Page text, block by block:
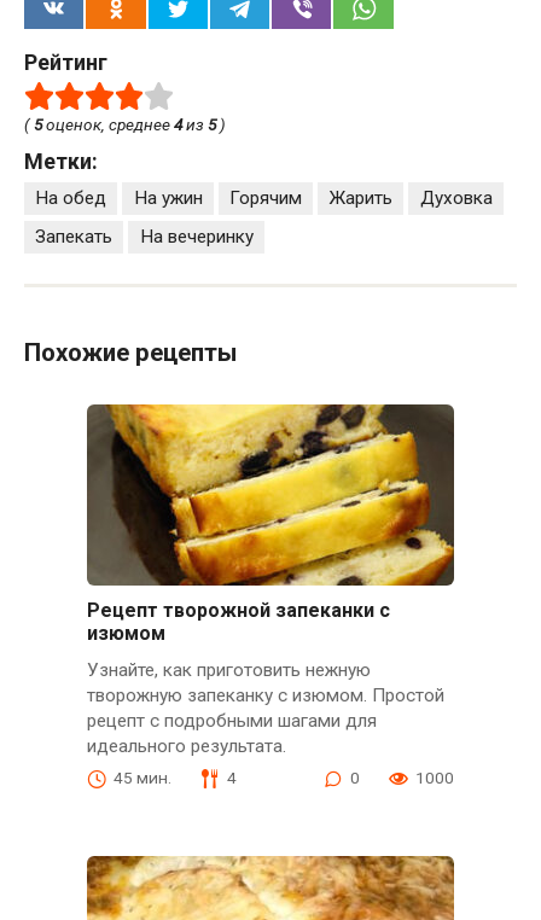
Рейтинг
(5оценок, среднее4из 5)
Метки:
На обед На ужин Горячим Жарить
Духовка
Запекать
На вечеринку
Похожие рецепты
Рецепт творожной запеканки с
изюмом
Узнайте, как приготовить нежную
творожную запеканку с изюмом. Простой
рецепт с подробными шагами для
идеального результата.
45 мин. 4 0 1000